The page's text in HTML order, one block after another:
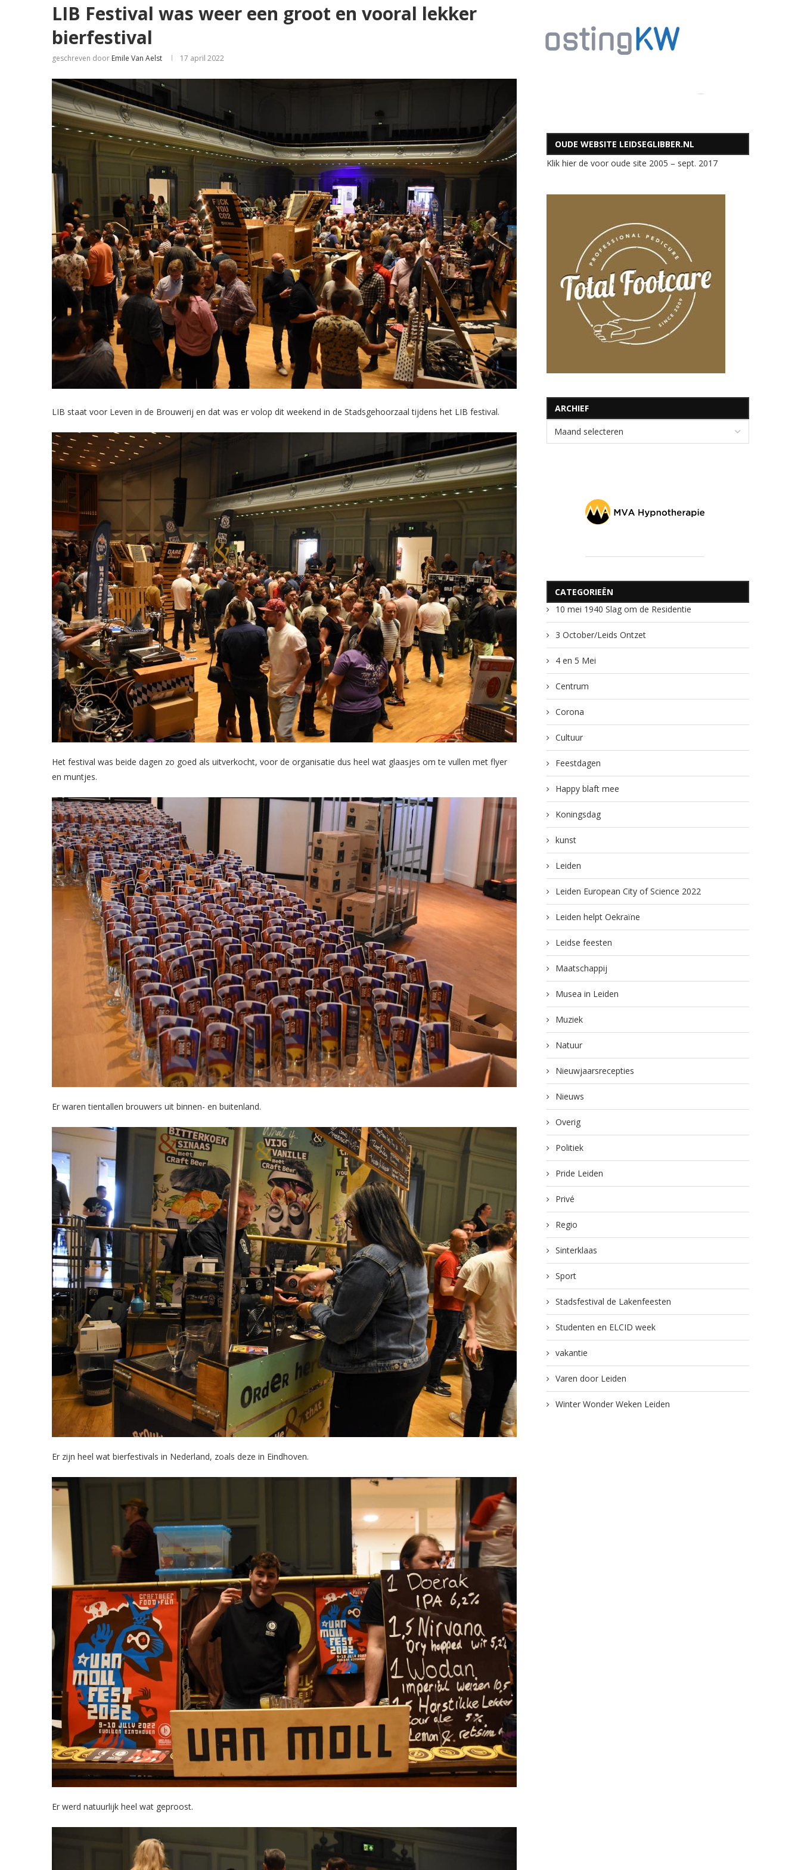
LIB Festival was weer een groot en vooral lekker
bierfestival
geschreven door Emile Van Aelst 17 april 2022
LIB staat voor Leven in de Brouwerij en dat was er volop dit weekend in de Stadsgehoorzaal tijdens het LIB festival.
Het festival was beide dagen zo goed als uitverkocht, voor de organisatie dus heel wat glaasjes om te vullen met flyer
en muntjes.
Er waren tientallen brouwers uit binnen- en buitenland.
Er zijn heel wat bierfestivals in Nederland, zoals deze in Eindhoven.
Er werd natuurlijk heel wat geproost.
OUDE WEBSITE LEIDSEGLIBBER.NL
Klik hier de voor oude site 2005 – sept. 2017
ARCHIEF
CATEGORIEËN
10 mei 1940 Slag om de Residentie
3 October/Leids Ontzet
4 en 5 Mei
Centrum
Corona
Cultuur
Feestdagen
Happy blaft mee
Koningsdag
kunst
Leiden
Leiden European City of Science 2022
Leiden helpt Oekraïne
Leidse feesten
Maatschappij
Musea in Leiden
Muziek
Natuur
Nieuwjaarsrecepties
Nieuws
Overig
Politiek
Pride Leiden
Privé
Regio
Sinterklaas
Sport
Stadsfestival de Lakenfeesten
Studenten en ELCID week
vakantie
Varen door Leiden
Winter Wonder Weken Leiden